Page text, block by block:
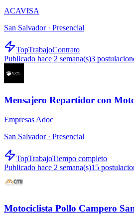
ACAVISA
San Salvador · Presencial
TopTrabajoContrato
Publicado hace 2 semana(s)3
Mensajero Repartidor con
Empresas Adoc
San Salvador · Presencial
TopTrabajoTiempo completo
Publicado hace 2 semana(s)15
Motociclista Pollo Campero